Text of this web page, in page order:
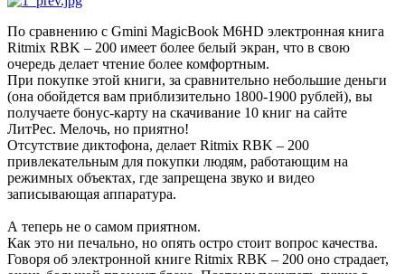
По сравнению с Gmini MagicBook M6HD электронная книга
Ritmix RBK – 200 имеет более белый экран, что в свою
очередь делает чтение более комфортным.
При покупке этой книги, за сравнительно небольшие деньги
(она обойдется вам приблизительно 1800-1900 рублей), вы
получаете бонус-карту на скачивание 10 книг на сайте
ЛитРес. Мелочь, но приятно!
Отсутствие диктофона, делает Ritmix RBK – 200
привлекательным для покупки людям, работающим на
режимных объектах, где запрещена звуко и видео
записывающая аппаратура.
А теперь не о самом приятном.
Как это ни печально, но опять остро стоит вопрос качества.
Говоря об электронной книге Ritmix RBK – 200 оно страдает,